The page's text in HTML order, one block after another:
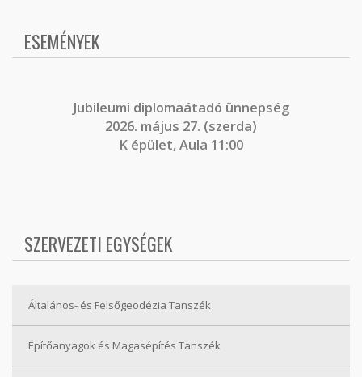
ESEMÉNYEK
Jubileumi diplomaátadó ünnepség
2026. május 27. (szerda)
K épület, Aula 11:00
SZERVEZETI EGYSÉGEK
Általános- és Felsőgeodézia Tanszék
Építőanyagok és Magasépítés Tanszék